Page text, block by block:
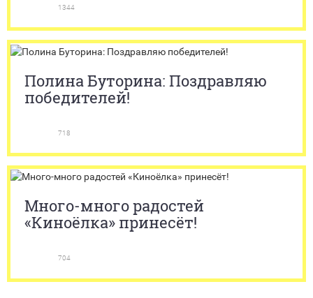
1344
Полина Буторина: Поздравляю
победителей!
718
Много-много радостей
«Киноёлка» принесёт!
704